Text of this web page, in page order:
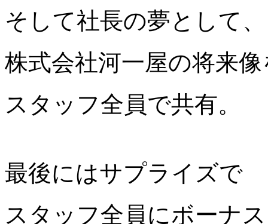
そして社長の夢として、
株式会社河一屋の将来
スタッフ全員で共有。
最後にはサプライズで
スタッフ全員にボーナ